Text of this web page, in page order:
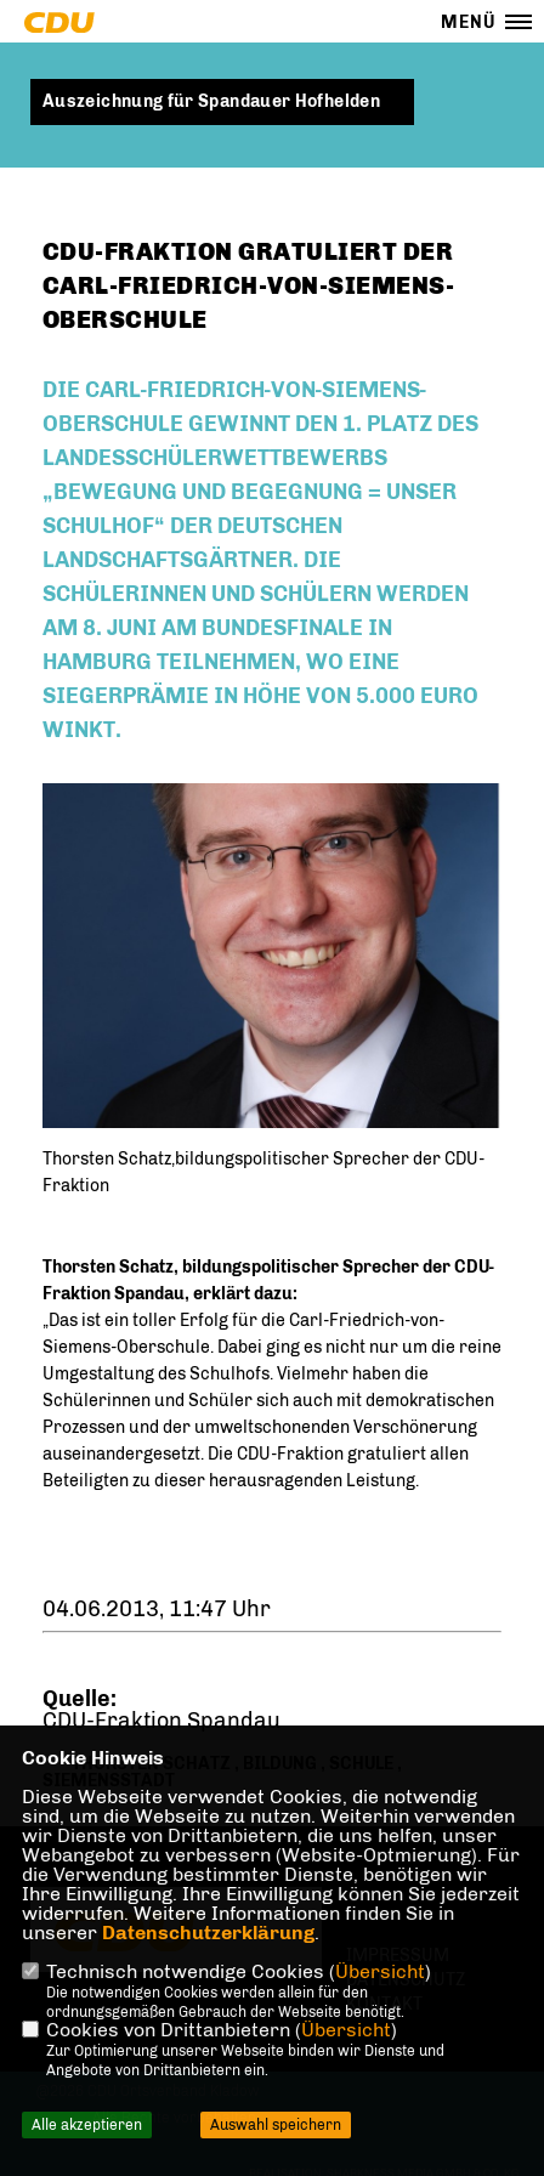
MENÜ
Auszeichnung für Spandauer Hofhelden
CDU-FRAKTION GRATULIERT DER
CARL-FRIEDRICH-VON-SIEMENS-
OBERSCHULE
DIE CARL-FRIEDRICH-VON-SIEMENS-
OBERSCHULE GEWINNT DEN 1. PLATZ DES
LANDESSCHÜLERWETTBEWERBS
BEWEGUNG UND BEGEGNUNG = UNSER
SCHULHOF“ DER DEUTSCHEN
LANDSCHAFTSGÄRTNER. DIE
SCHÜLERINNEN UND SCHÜLERN WERDEN
AM 8. JUNI AM BUNDESFINALE IN
HAMBURG TEILNEHMEN, WO EINE
SIEGERPRÄMIE IN HÖHE VON 5.000 EURO
WINKT.
Thorsten Schatz,bildungspolitischer Sprecher der CDU-
Fraktion
Thorsten Schatz, bildungspolitischer Sprecher der CDU-
Fraktion Spandau, erklärt dazu:
Das ist ein toller Erfolg für die Carl-Friedrich-von-
Siemens-Oberschule. Dabei ging es nicht nur um die reine
Umgestaltung des Schulhofs. Vielmehr haben die
Schülerinnen und Schüler sich auch mit demokratischen
Prozessen und der umweltschonenden Verschönerung
auseinandergesetzt. Die CDU-Fraktion gratuliert allen
Beteiligten zu dieser herausragenden Leistung.
04.06.2013, 11:47 Uhr
Quelle:
CDU-Fraktion Spandau
THORSTEN SCHATZ
DATENSCHUTZ
KONTAKT
Alle Rechte vorbehalten.
Cookie Hinweis
Diese Webseite verwendet Cookies, die notwendig
sind, um die Webseite zu nutzen. Weiterhin verwenden
wir Dienste von Drittanbietern, die uns helfen, unser
Webangebot zu verbessern (Website-Optmierung). Für
die Verwendung bestimmter Dienste, benötigen wir
Ihre Einwilligung. Ihre Einwilligung können Sie jederzeit
widerrufen. Weitere Informationen finden Sie in
unserer Datenschutzerklärung.
Technisch notwendige Cookies (Übersicht)
Die notwendigen Cookies werden allein für den
ordnungsgemäßen Gebrauch der Webseite benötigt.
Cookies von Drittanbietern (Übersicht)
Zur Optimierung unserer Webseite binden wir Dienste und
Angebote von Drittanbietern ein.
Alle akzeptieren Auswahl speichern